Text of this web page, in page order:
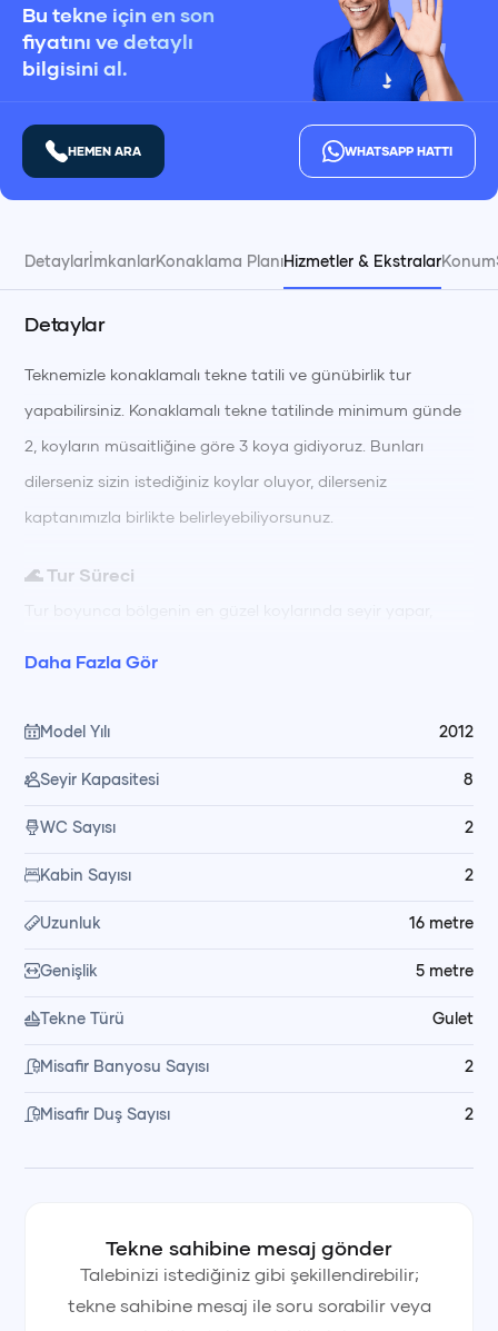
Bu tekne için en son
fiyatını ve detaylı
bilgisini al.
HEMEN ARA WHATSAPP HATTI
DetaylarİmkanlarKonaklama PlanıHizmetler & EkstralarKonum
Detaylar
Teknemizle konaklamalı tekne tatili ve günübirlik tur
yapabilirsiniz. Konaklamalı tekne tatilinde minimum günde
2, koyların müsaitliğine göre 3 koya gidiyoruz. Bunları
dilerseniz sizin istediğiniz koylar oluyor, dilerseniz
kaptanımızla birlikte belirleyebiliyorsunuz.
🌊 Tur Süreci
edilir. Akşam saatlerinde gün batımı manzarası eşliğinde
keyifli vakit geçirir, gece denize girme ve yıldızları izleyerek
tarafından yapılır. Kumanya ve yemek malzemeleri kiralama
bedeline dahil değildir; dilerseniz alışverişi kendiniz yapabilir,
edebilirsiniz.
Fiyata kaptan, yemek ve servis personeli, yakıt ve son
Daha Fazla Gör
Model Yılı 2012
Seyir Kapasitesi 8
WC Sayısı 2
Kabin Sayısı 2
Uzunluk 16 metre
Genişlik 5 metre
Tekne Türü Gulet
Misafir Banyosu Sayısı 2
Misafir Duş Sayısı 2
Tekne sahibine mesaj gönder
Talebinizi istediğiniz gibi şekillendirebilir;
tekne sahibine mesaj ile soru sorabilir veya